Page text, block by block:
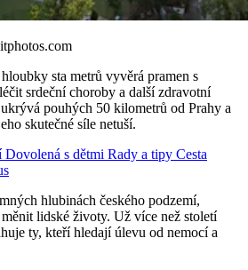
sta metrů vyvěrá pramen s
srdeční choroby a další zdravotní
pouhých 50 kilometrů od Prahy a
skutečné síle netuší.
Dovolená s dětmi Rady a tipy Cesta
hlubinách českého podzemí,
lidské životy. Už více než století
ty, kteří hledají úlevu od nemocí a